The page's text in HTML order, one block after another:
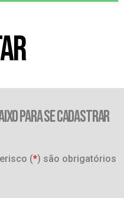
PARA SE CADASTRAR
(*) são obrigatórios